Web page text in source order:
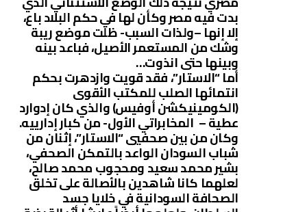
بدت فيه مصر وكأن لها في حكم البلاد باع،
إلا إنها –ولذات السبب- ظلت موضع ريبة
وشك من المستعمر الأصيل، فباعد بينه
وبينها حتى انذوت…
أما “الاستار”، فقد قويت وازدهرت بحكم
انتمائها الصلب للمكتب الأقوى
(الكومينيكشن أوفيس) والذي كان إدوارد
عطية – المخابراتي الأول- من كبار إدارييه.
وكان من بين صحفيي “الاستار”، إثنان من
شباب السودان الواعد بالتمكن الصحفي،
بشير محمد سعيد ومحجوب محمد صالح،
لعلهما كانا شاهدين بالأصالة على تخلق
الصحافة السودانية في خلايا جسد